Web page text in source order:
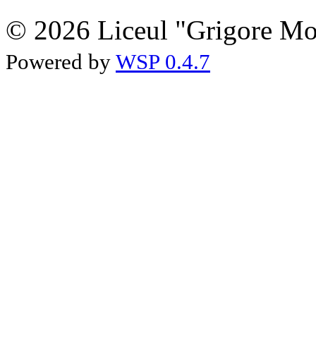
© 2026 Liceul "Grigore
Powered by WSP 0.4.7